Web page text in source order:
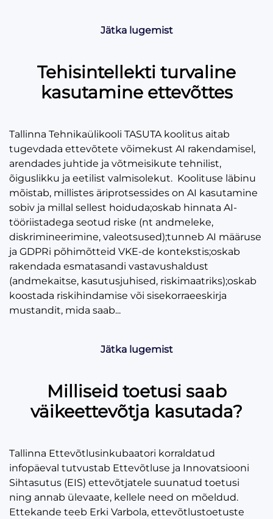
Jätka lugemist
Tehisintellekti turvaline
kasutamine ettevõttes
Tallinna Tehnikaülikooli TASUTA koolitus aitab
tugevdada ettevõtete võimekust AI rakendamisel,
arendades juhtide ja võtmeisikute tehnilist,
õiguslikku ja eetilist valmisolekut. Koolituse läbinu
mõistab, millistes äriprotsessides on AI kasutamine
sobiv ja millal sellest hoiduda;oskab hinnata AI-
tööriistadega seotud riske (nt andmeleke,
diskrimineerimine, valeotsused);tunneb AI määruse
ja GDPRi põhimõtteid VKE-de kontekstis;oskab
rakendada esmatasandi vastavushaldust
(andmekaitse, kasutusjuhised, riskimaatriks);oskab
koostada riskihindamise või sisekorraeeskirja
mustandit, mida saab...
Jätka lugemist
Milliseid toetusi saab
väikeettevõtja kasutada?
Tallinna Ettevõtlusinkubaatori korraldatud
infopäeval tutvustab Ettevõtluse ja Innovatsiooni
Sihtasutus (EIS) ettevõtjatele suunatud toetusi
ning annab ülevaate, kellele need on mõeldud.
Ettekande teeb Erki Varbola, ettevõtlustoetuste